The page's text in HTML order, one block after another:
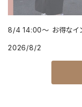
8/4 14:00～ お得なイ
2026/8/2